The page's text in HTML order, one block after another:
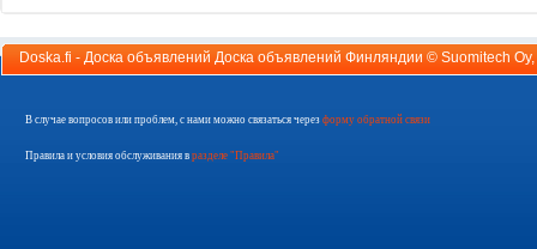
Doska.fi - Доска объявлений Доска объявлений Финляндии © Suomitech Oy
В случае вопросов или проблем, с нами можно связаться через форму обратной связи
Правила и условия обслуживания в разделе "Правила"